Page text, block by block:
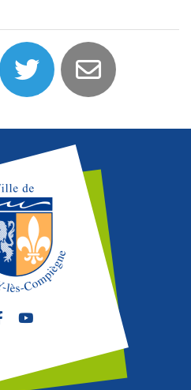
Lien vers le compte Facebook
Lien vers la chaîne Youtube